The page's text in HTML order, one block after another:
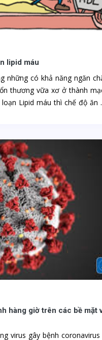
lipid máu
những có khả năng ngăn
thương vữa xơ ở thành
Lipid máu thì chế độ ăn
hàng giờ trên các bề mặt
virus gây bệnh coronavirus